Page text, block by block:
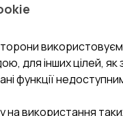
для інших цілей, як
функції
використання